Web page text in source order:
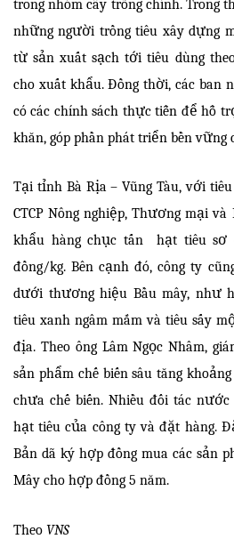
trong nhóm cây trồng chính. Trong
những người trồng tiêu xây dựng
từ sản xuất sạch tới tiêu dùng
cho xuất khẩu. Đồng thời, các ban
có các chính sách thực tiễn để hỗ
khăn, góp phần phát triển bền vững
Tại tỉnh Bà Rịa – Vũng Tàu, với
CTCP Nông nghiệp, Thương mại
khẩu hàng chục tấn hạt tiêu sơ
đồng/kg. Bên cạnh đó, công ty
dưới thương hiệu Bầu mây, như
tiêu xanh ngâm mắm và tiêu sấy
địa. Theo ông Lâm Ngọc Nhâm,
sản phẩm chế biến sâu tăng
chưa chế biến. Nhiều đối tác
hạt tiêu của công ty và đặt hàng.
Bản dã ký hợp đồng mua các sản
Mây cho hợp đồng 5 năm.
Theo VNS